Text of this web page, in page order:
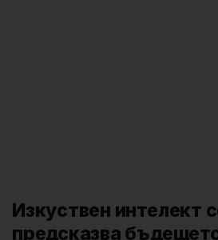
Изкуствен интелект
предсказва